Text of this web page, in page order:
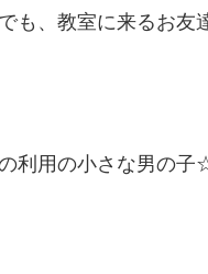
も、教室に来るお友
利用の小さな男の子